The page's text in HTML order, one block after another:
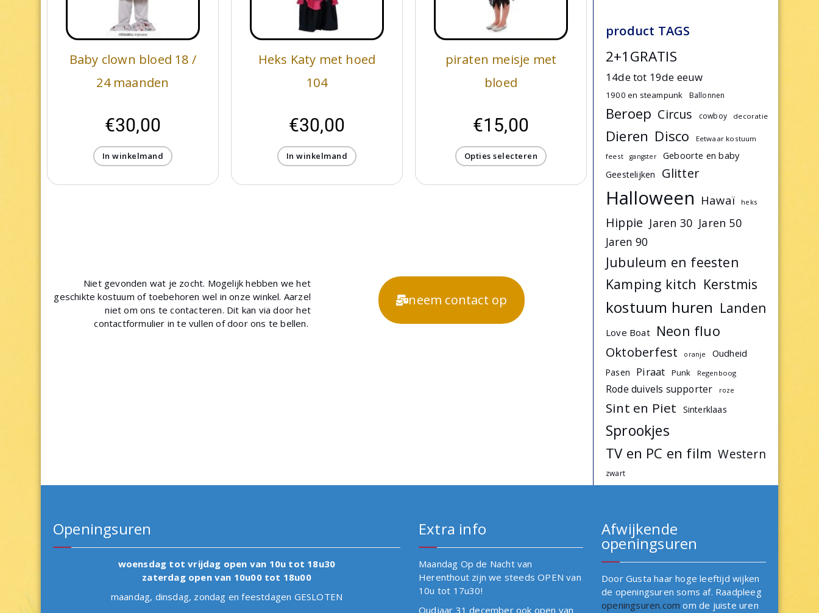
Baby clown bloed 18 /
24 maanden
€30,00
In winkelmand
Heks Katy met hoed
104
€30,00
In winkelmand
piraten meisje met
bloed
€15,00
Opties selecteren
Niet gevonden wat je zocht. Mogelijk hebben we het
geschikte kostuum of toebehoren wel in onze winkel. Aarzel
niet om ons te contacteren. Dit kan via door het
contactformulier in te vullen of door ons te bellen.
neem contact op
product TAGS
2+1GRATIS
14de tot 19de eeuw
1900 en steampunk Ballonnen
Beroep Circus cowboy decoratie
Dieren Disco
Eetwaar kostuum
feest
gangster Geboorte en baby
Geestelijken Glitter
Halloween Hawaï heks
Hippie Jaren 30 Jaren 50
Jaren 90
Jubuleum en feesten
Kamping kitch Kerstmis
kostuum huren Landen
Love Boat Neon fluo
Oktoberfest oranje Oudheid
Pasen Piraat Punk Regenboog
Rode duivels supporter roze
Sint en Piet Sinterklaas
Sprookjes
TV en PC en film Western
zwart
Openingsuren
woensdag tot vrijdag open van 10u tot 18u30
zaterdag open van 10u00 tot 18u00
maandag, dinsdag, zondag en feestdagen GESLOTEN
Extra info
Maandag Op de Nacht van
Herenthout zijn we steeds OPEN van
10u tot 17u30!
Oudjaar 31 december ook open van
Afwijkende
openingsuren
Door Gusta haar hoge leeftijd wijken
de openingsuren soms af. Raadpleeg
openingsuren.com om de juiste uren